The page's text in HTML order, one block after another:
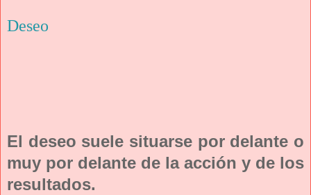
Deseo
El deseo suele situarse por delante o
muy por delante de la acción y de los
resultados.